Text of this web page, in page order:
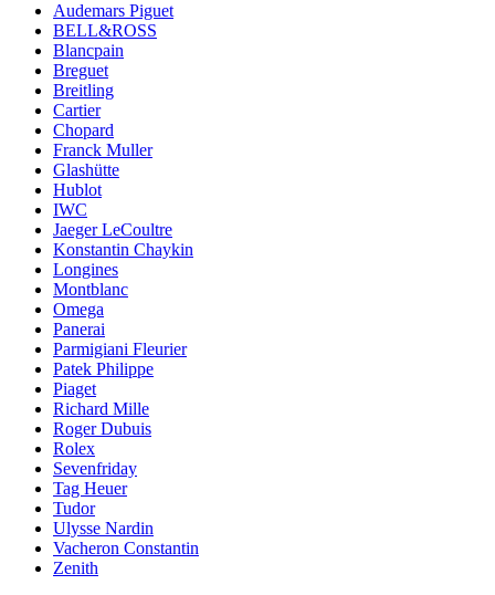
Audemars Piguet
BELL&ROSS
Blancpain
Breguet
Breitling
Cartier
Chopard
Franck Muller
Glashütte
Hublot
IWC
Jaeger LeCoultre
Konstantin Chaykin
Longines
Montblanc
Omega
Panerai
Parmigiani Fleurier
Patek Philippe
Piaget
Richard Mille
Roger Dubuis
Rolex
Sevenfriday
Tag Heuer
Tudor
Ulysse Nardin
Vacheron Constantin
Zenith